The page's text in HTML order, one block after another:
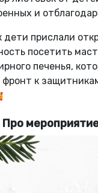
и
дети прислали
посетить
печенья,
фронт к
Про